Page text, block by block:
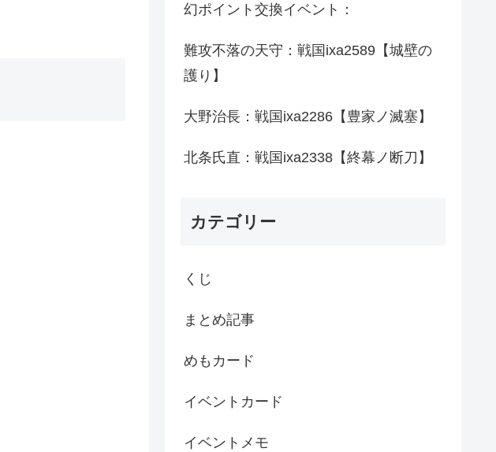
幻ポイント交換イベント：
難攻不落の天守：戦国ixa2589【城壁の
護り】
大野治長：戦国ixa2286【豊家ノ滅塞】
北条氏直：戦国ixa2338【終幕ノ断刀】
カテゴリー
くじ
まとめ記事
めもカード
イベントカード
イベントメモ